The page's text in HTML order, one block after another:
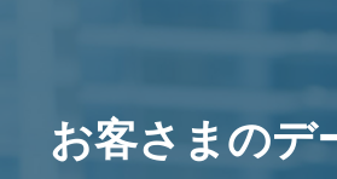
お客さまのデ